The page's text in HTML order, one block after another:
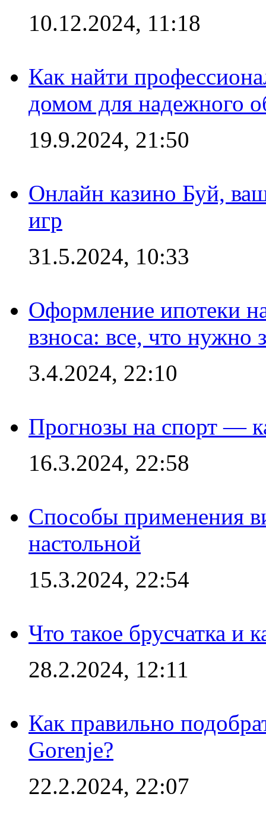
10.12.2024, 11:18
Как найти
домом для надежного
19.9.2024, 21:50
Онлайн казино Буй,
игр
31.5.2024, 10:33
Оформление ипотеки
взноса: все, что нужно
3.4.2024, 22:10
Прогнозы на спорт —
16.3.2024, 22:58
Способы применения
настольной
15.3.2024, 22:54
Что такое брусчатка и
28.2.2024, 12:11
Как правильно
Gorenje?
22.2.2024, 22:07